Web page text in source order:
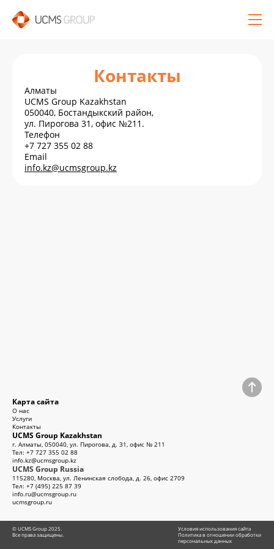
Контакты
Алматы
UCMS Group Kazakhstan
050040, Бостандыкский район,
ул. Пирогова 31, офис №211.
Телефон
+7 727 355 02 88
Email
info.kz@ucmsgroup.kz
Карта сайта
О нас
Услуги
Аутсорсинг кадрового делопроизводства
Аутсорсинг расчета заработной платы
Аутсорсинг бухгалтерского и налогового учета
Контакты
UCMS Group Kazakhstan
г. Алматы, 050040, ул. Пирогова, д. 31, офис № 211
Тел: +7 727 355 02 88
info.kz@ucmsgroup.kz
UCMS Group Russia
115280, Москва, ул. Ленинская слобода, д. 26, офис 2709
Тел: +7 (495) 225 87 39
info.ru@ucmsgroup.ru
ucmsgroup.ru
© UCMS Group 2025.
Все права защищены.
Условия использования сайта
Политика в отношении обработки
персональных данных
Обратный звонок
Остались вопросы?